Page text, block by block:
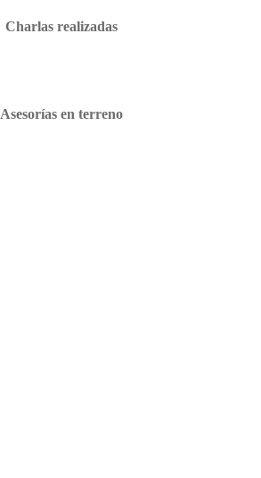
Charlas realizadas
Asesorías en terreno